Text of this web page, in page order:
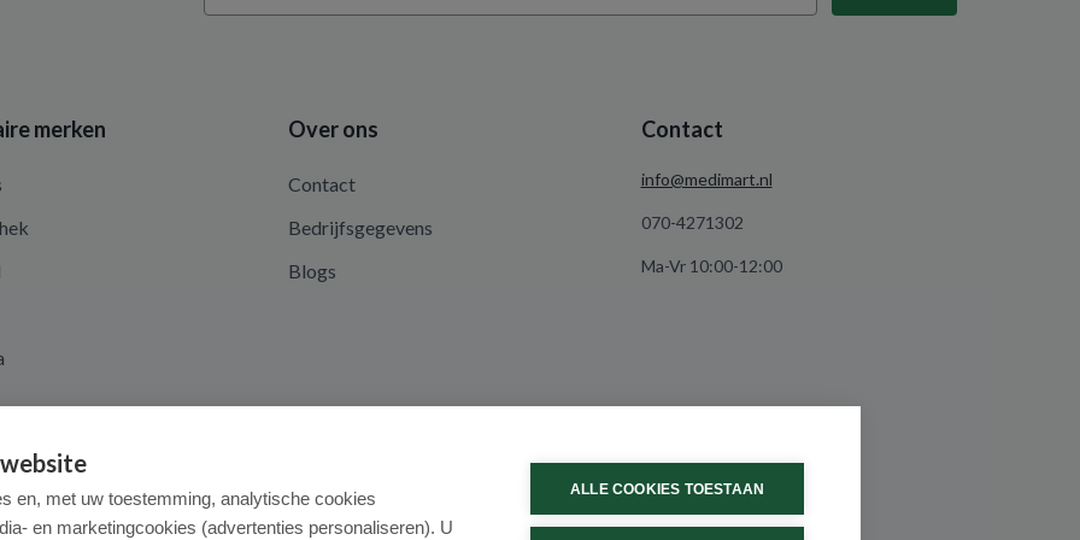
merken Over ons
Contact
Bedrijfsgegevens
Blogs
Contact
info@medimart.nl
070-4271302
Ma-Vr 10:00-12:00
en, met uw toestemming, analytische cookies
en marketingcookies (advertenties personaliseren). U
ALLE COOKIES TOESTAAN